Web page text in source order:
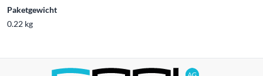
Paketgewicht
0.22 kg